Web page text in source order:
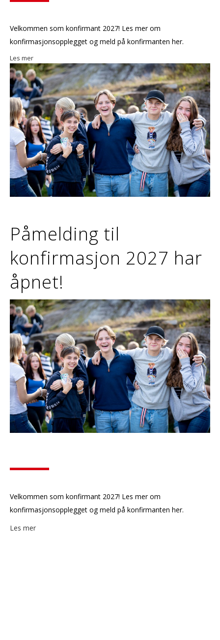
Velkommen som konfirmant 2027! Les mer om
konfirmasjonsopplegget og meld på konfirmanten her.
Les mer
Påmelding til
konfirmasjon 2027 har
åpnet!
Velkommen som konfirmant 2027! Les mer om
konfirmasjonsopplegget og meld på konfirmanten her.
Les mer